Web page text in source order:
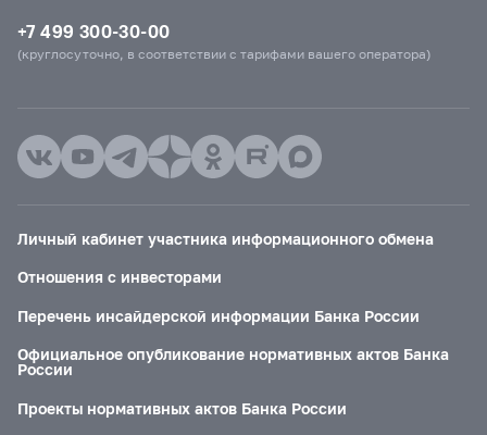
+7 499 300-30-00
(круглосуточно, в соответствии с тарифами вашего оператора)
Личный кабинет участника информационного обмена
Отношения с инвесторами
Перечень инсайдерской информации Банка России
Официальное опубликование нормативных актов Банка
России
Проекты нормативных актов Банка России